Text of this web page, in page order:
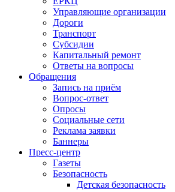
Управляющие организации
Дороги
Транспорт
Субсидии
Капитальный ремонт
Ответы на вопросы
Обращения
Запись на приём
Вопрос-ответ
Опросы
Социальные сети
Реклама заявки
Баннеры
Пресс-центр
Газеты
Безопасность
Детская безопасность